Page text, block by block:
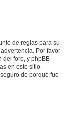
de reglas para su
Por favor
del foro, y phpBB
en este sitio.
de porqué fue